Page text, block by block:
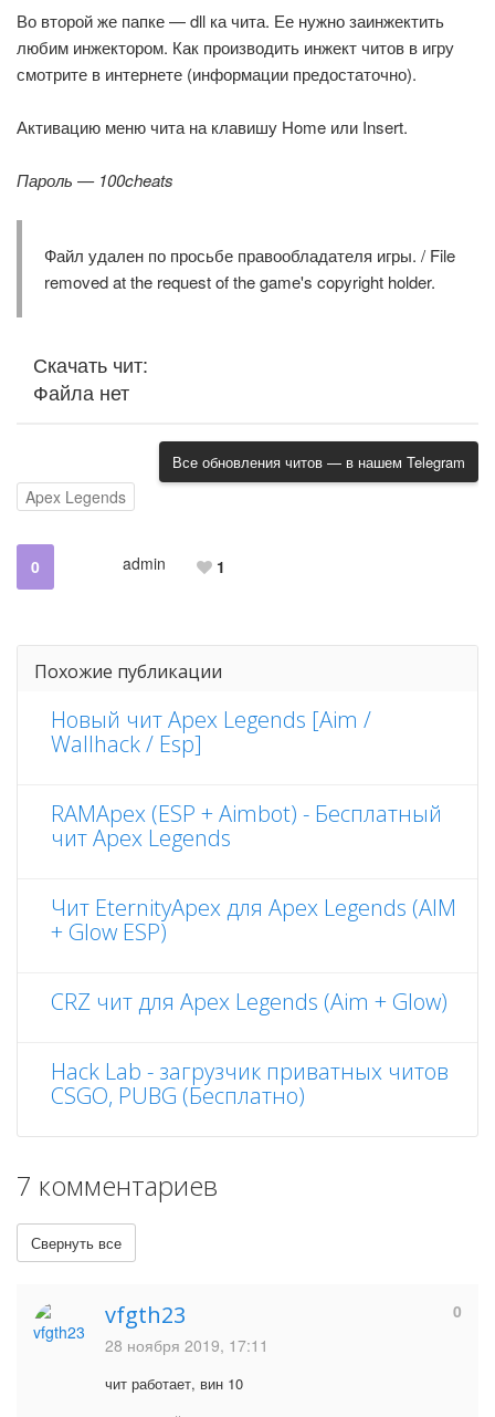
Во второй же папке — dll ка чита. Ее нужно заинжектить
любим инжектором. Как производить инжект читов в игру
смотрите в интернете (информации предостаточно).
Активацию меню чита на клавишу Home или Insert.
Пароль — 100cheats
Файл удален по просьбе правообладателя игры. / File
removed at the request of the game's copyright holder.
Скачать чит:
Файла нет
Все обновления читов — в нашем Telegram
Apex Legends
0 admin 1
Похожие публикации
Новый чит Apex Legends [Aim /
Wallhack / Esp]
RAMApex (ESP + Aimbot) - Бесплатный
чит Apex Legends
Чит EternityApex для Apex Legends (AIM
+ Glow ESP)
CRZ чит для Apex Legends (Aim + Glow)
Hack Lab - загрузчик приватных читов
CSGO, PUBG (Бесплатно)
7 комментариев
Свернуть все
vfgth23
28 ноября 2019, 17:11
0
чит работает, вин 10